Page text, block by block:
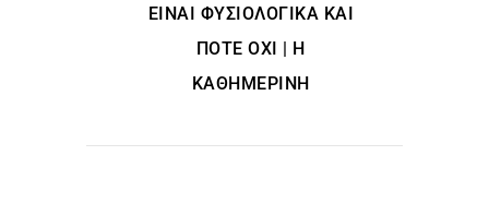
ΕΊΝΑΙ ΦΥΣΙΟΛΟΓΙΚΆ ΚΑΙ
ΠΌΤΕ ΌΧΙ | Η
ΚΑΘΗΜΕΡΙΝΗ